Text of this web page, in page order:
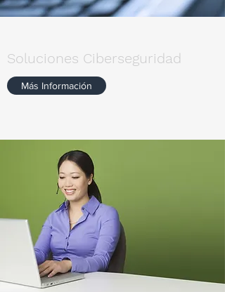
Soluciones Ciberseguridad
Más Información